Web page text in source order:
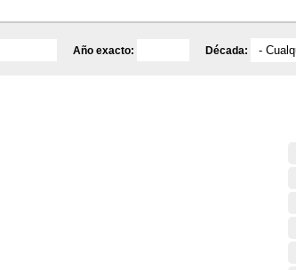
Año exacto: Década: